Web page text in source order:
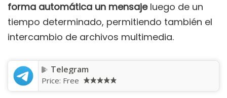
forma automática un mensajeluego de un
tiempo determinado, permitiendo también el
intercambio de archivos multimedia.
Telegram
Price: Free